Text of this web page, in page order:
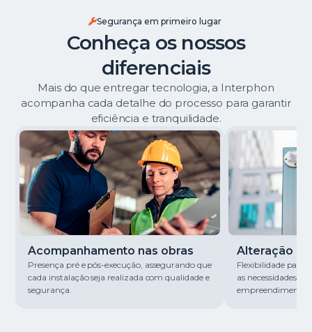
Segurança em primeiro lugar
Conheça os nossos
diferenciais
Mais do que entregar tecnologia, a Interphon
acompanha cada detalhe do processo para garantir
eficiência e tranquilidade.
Acompanhamento nas obras
Presença pré e pós-execução, assegurando que
cada instalação seja realizada com qualidade e
segurança.
Alteração
Flexibilidade para
as necessidades
empreendimento.